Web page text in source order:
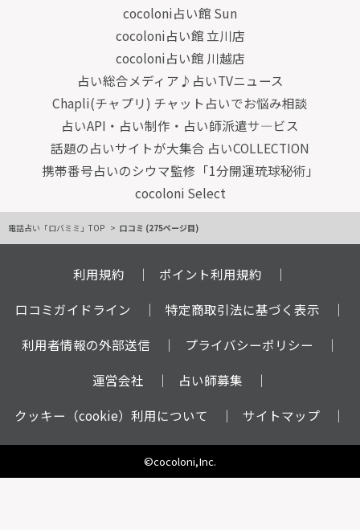
cocoloni占い館 Sun
cocoloni占い館 立川店
cocoloni占い館 川越店
占い総合メディア♪占いTVニュース
Chapli(チャプリ) チャット占いでお悩み相談
占いAPI・占い制作・占い師派遣サ―ビス
話題の占いサイトが大集合 占いCOLLECTION
携帯番号占いのシウマ監修「1分開運琉球秘術」
cocoloni Select
電話占い「ロバミミ」TOP 口コミ (275ページ目)
利用規約
ポイント利用規約
口コミガイドライン
特定商取引法に基づく表示
利用者情報の外部送信
プライバシーポリシー
運営会社
占い師募集
クッキー（cookie）利用について
サイトマップ
©cocoloni,Inc.